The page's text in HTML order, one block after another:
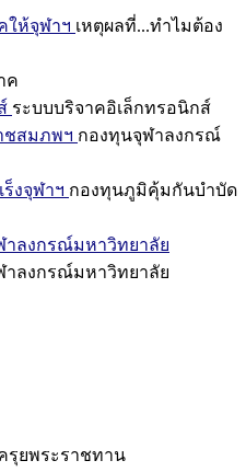
ให้จุฬาฯ เหตุผลที่...ทำไมต้อง
ค
ระบบบริจาคอิเล็กทรอนิกส์
ชสมภพฯ กองทุนจุฬาลงกรณ์
งจุฬาฯ กองทุนภูมิคุ้มกันบำบัด
าลงกรณ์มหาวิทยาลัย
าลงกรณ์มหาวิทยาลัย
รุยพระราชทาน